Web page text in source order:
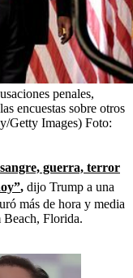
penales,
encuestas sobre otros
Getty Images) Foto:
guerra, terror
, dijo Trump a una
más de hora y media
Beach, Florida.